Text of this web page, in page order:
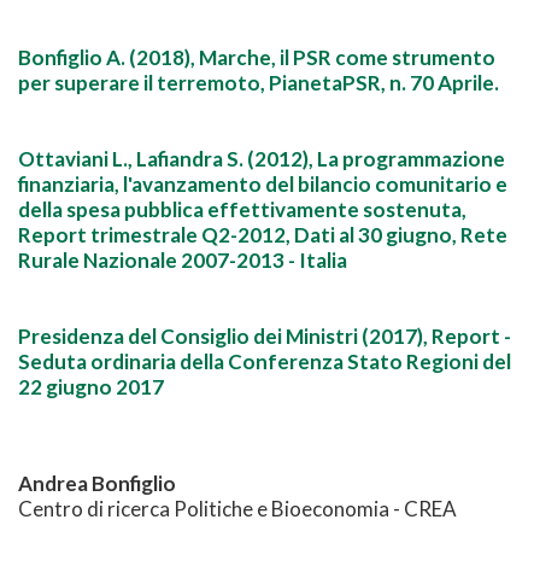
Bonfiglio A. (2018), Marche, il PSR come strumento
per superare il terremoto, PianetaPSR, n. 70 Aprile.
Ottaviani L., Lafiandra S. (2012), La programmazione
finanziaria, l'avanzamento del bilancio comunitario e
della spesa pubblica effettivamente sostenuta,
Report trimestrale Q2-2012, Dati al 30 giugno, Rete
Rurale Nazionale 2007-2013 - Italia
Presidenza del Consiglio dei Ministri (2017), Report -
Seduta ordinaria della Conferenza Stato Regioni del
22 giugno 2017
Andrea Bonfiglio
Centro di ricerca Politiche e Bioeconomia - CREA